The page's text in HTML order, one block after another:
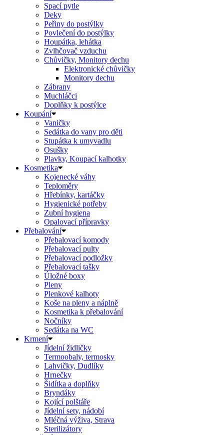
Spací pytle
Deky
Peřiny do postýlky
Povlečení do postýlky
Houpátka, lehátka
Zvlhčovač vzduchu
Chůvičky, Monitory dechu
Elektronické chůvičky
Monitory dechu
Zábrany
Muchláčci
Doplňky k postýlce
Koupání
Vaničky
Sedátka do vany pro děti
Stupátka k umyvadlu
Osušky
Plavky, Koupací kalhotky
Kosmetika
Kojenecké váhy
Teploměry
Hřebínky, kartáčky
Hygienické potřeby
Zubní hygiena
Opalovací přípravky
Přebalování
Přebalovací komody
Přebalovací pulty
Přebalovací podložky
Přebalovací tašky
Úložné boxy
Pleny
Plenkové kalhoty
Koše na pleny a náplně
Kosmetika k přebalování
Nočníky
Sedátka na WC
Krmení
Jídelní židličky
Termoobaly, termosky
Lahvičky, Dudlíky
Hrnečky
Šidítka a doplňky
Bryndáky
Kojící polštáře
Jídelní sety, nádobí
Mléčná výživa, Strava
Sterilizátory